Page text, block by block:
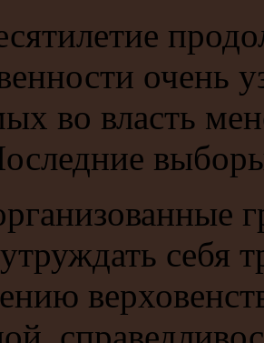
очень
во власть
себя